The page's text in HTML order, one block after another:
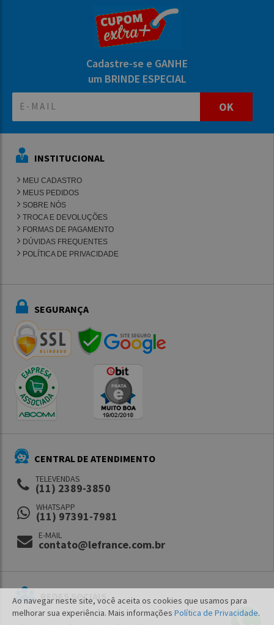
Ao navegar neste site, você aceita os cookies que usamos para
melhorar sua experiência. Mais informações Política de Privacidade.
Cadastre-se e GANHE
um BRINDE ESPECIAL
OK
INSTITUCIONAL
MEU CADASTRO
MEUS PEDIDOS
SOBRE NÓS
TROCA E DEVOLUÇÕES
FORMAS DE PAGAMENTO
DÚVIDAS FREQUENTES
POLÍTICA DE PRIVACIDADE
SEGURANÇA
CENTRAL DE ATENDIMENTO
TELEVENDAS
(11) 2389-3850
WHATSAPP
(11) 97391-7981
E-MAIL
contato@lefrance.com.br
REDES SOCIAIS